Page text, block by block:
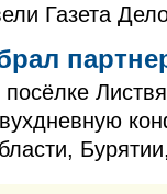
Газета
посёлке